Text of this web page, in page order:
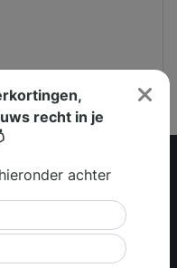
recht in je
achter